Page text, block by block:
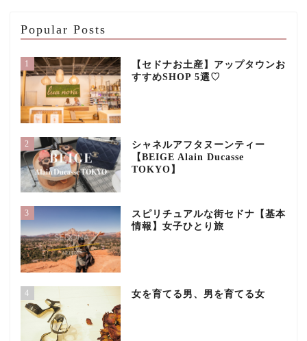
Popular Posts
1
【セドナお土産】アップタウンお
すすめSHOP 5選♡
2
シャネルアフタヌーンティー
【BEIGE Alain Ducasse
TOKYO】
3
スピリチュアルな街セドナ【基本
情報】女子ひとり旅
4 女を育てる男、男を育てる女